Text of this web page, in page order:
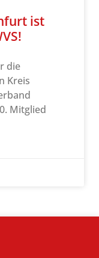
ist
die
Kreis
Mitglied